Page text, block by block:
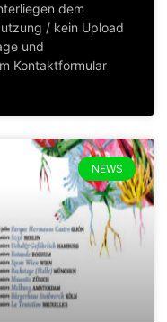
dem
/ kein Upload
und
Kontaktformular
NEWS